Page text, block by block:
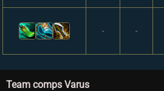
- -
Team comps Varus